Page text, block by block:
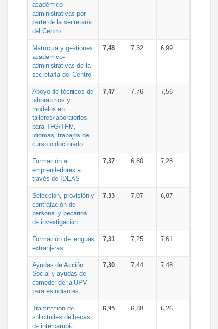
académico-
administrativas por
parte de la secretaría
del Centro
Matrícula y gestiones
académico-
administrativas de la
secretaría del Centro
7,48 7,32 6,99
Apoyo de técnicos de
laboratorios y
modelos en
talleres/laboratorios
para TFG/TFM,
idiomas, trabajos de
curso o doctorado
7,47 7,76 7,56
Formación a
emprendedores a
través de IDEAS
7,37 6,80 7,28
Selección, provisión y
contratación de
personal y becarios
de investigación
7,33 7,07 6,87
Formación de lenguas
extranjeras
7,31 7,25 7,61
Ayudas de Acción
Social y ayudas de
comedor de la UPV
para estudiantes
7,30 7,44 7,48
Tramitación de
solicitudes de becas
de intercambio
6,95 6,88 6,26